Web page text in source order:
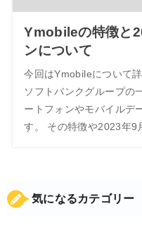
Ymobileの特徴と
ンについて
今回はYmobileについて
ソフトバンクグループの
ートフォンやモバイルデ
す。 その特徴や2023年9
気になるカテゴリー